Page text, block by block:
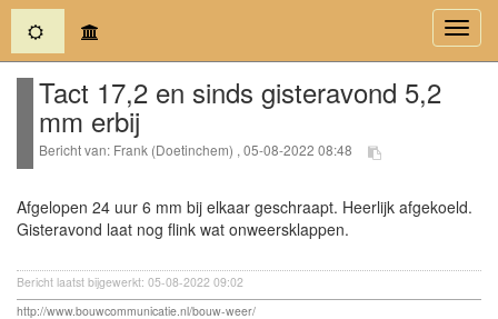
(current)
Tact 17,2 en sinds gisteravond 5,2
mm erbij
Bericht van: Frank (Doetinchem) , 05-08-2022 08:48
Afgelopen 24 uur 6 mm bij elkaar geschraapt. Heerlijk afgekoeld.
Gisteravond laat nog flink wat onweersklappen.
Bericht laatst bijgewerkt: 05-08-2022 09:02
http://www.bouwcommunicatie.nl/bouw-weer/